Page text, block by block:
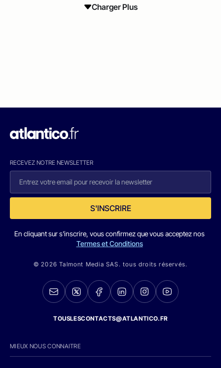
Charger Plus
RECEVEZ NOTRE NEWSLETTER
S'INSCRIRE
En cliquant sur s'inscrire, vous confirmez que vous acceptez nos
Termes et Conditions
© 2026 Talmont Media SAS. tous droits réservés.
TOUSLESCONTACTS@ATLANTICO.FR
MIEUX NOUS CONNAITRE